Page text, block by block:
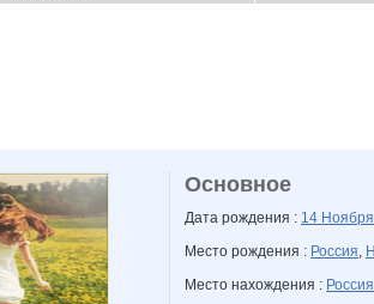
Основное
Дата рождения : 14
Место рождения : Россия,
Место нахождения : Россия